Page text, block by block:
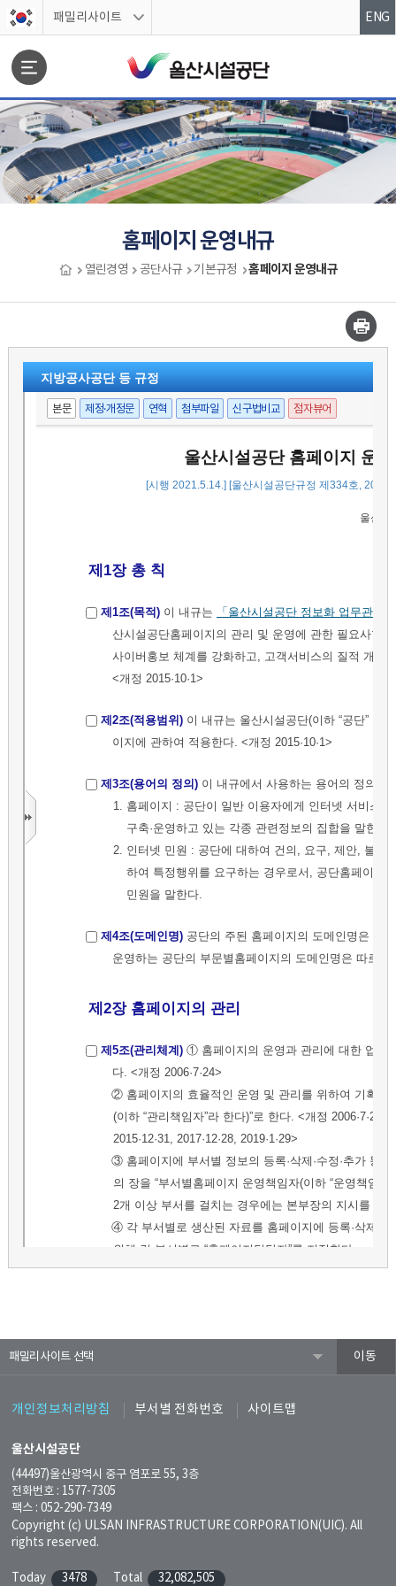
스킵네비게이션
패밀리사이트 ENG
홈페이지 운영내규
열린경영 공단사규 기본규정 홈페이지 운영내규
홈페이지 운영내규 시작
패밀리사이트
개인정보처리방침 부서별 전화번호 사이트맵
울산시설공단
(44497)울산광역시 중구 염포로 55, 3층
전화번호 : 1577-7305
팩스 : 052-290-7349
Copyright (c) ULSAN INFRASTRUCTURE CORPORATION(UIC). All
rights reserved.
Today 3478 Total 32,082,505